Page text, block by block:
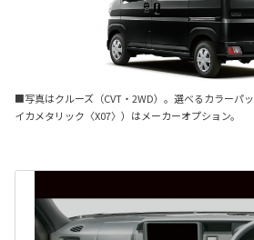
■写真はクルーズ（CVT・2WD）。選べるカラーパ
イカメタリック〈X07〉）はメーカーオプション。